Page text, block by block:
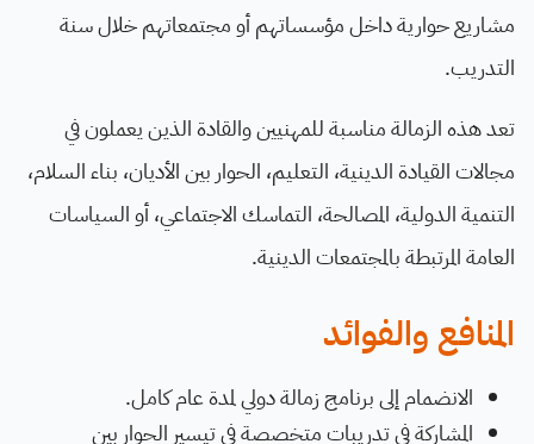
مشاريع حوارية داخل مؤسساتهم أو مجتمعاتهم خلال سنة
التدريب.
تعد هذه الزمالة مناسبة للمهنيين والقادة الذين يعملون في
مجالات القيادة الدينية، التعليم، الحوار بين الأديان، بناء السلام،
التنمية الدولية، المصالحة، التماسك الاجتماعي، أو السياسات
العامة المرتبطة بالمجتمعات الدينية.
المنافع والفوائد
الانضمام إلى برنامج زمالة دولي لمدة عام كامل.
المشاركة في تدريبات متخصصة في تيسير الحوار بين